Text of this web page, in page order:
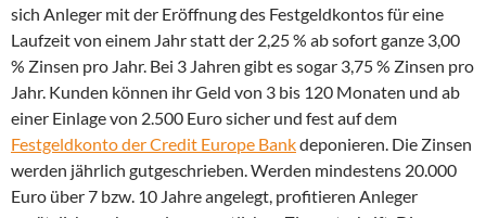
sich Anleger mit der Eröffnung des Festgeldkontos für eine
Laufzeit von einem Jahr statt der 2,25 % ab sofort ganze 3,00
% Zinsen pro Jahr. Bei 3 Jahren gibt es sogar 3,75 % Zinsen pro
Jahr. Kunden können ihr Geld von 3 bis 120 Monaten und ab
einer Einlage von 2.500 Euro sicher und fest auf dem
Festgeldkonto der Credit Europe Bankdeponieren. Die Zinsen
werden jährlich gutgeschrieben. Werden mindestens 20.000
Euro über 7 bzw. 10 Jahre angelegt, profitieren Anleger